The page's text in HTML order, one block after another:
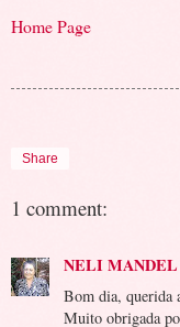
Home Page
Share
1 comment:
NELI MANDEL
Bom dia, querida
Muito obrigada